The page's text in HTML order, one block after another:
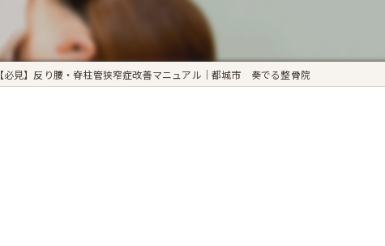
【必見】反り腰・脊柱管狭窄症改善マニュアル｜都城市 奏でる整骨院